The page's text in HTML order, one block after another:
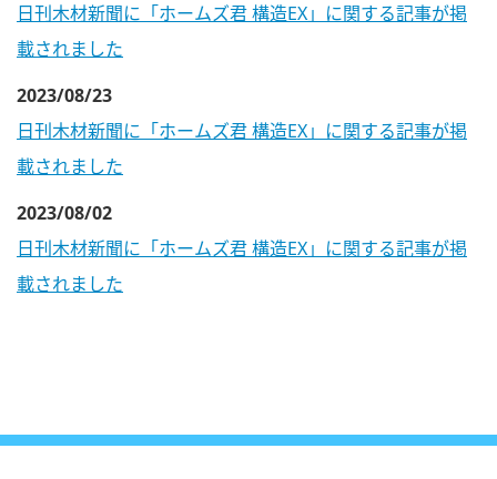
日刊木材新聞に「ホームズ君 構造EX」に関する記事が掲
載されました
2023/08/23
日刊木材新聞に「ホームズ君 構造EX」に関する記事が掲
載されました
2023/08/02
日刊木材新聞に「ホームズ君 構造EX」に関する記事が掲
載されました